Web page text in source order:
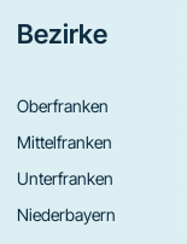
Bezirke
Oberfranken
Mittelfranken
Unterfranken
Niederbayern